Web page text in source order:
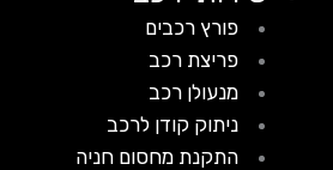
פורץ רכבים
פריצת רכב
מנעולן רכב
ניתוק קודן לרכב
התקנת מחסום חניה